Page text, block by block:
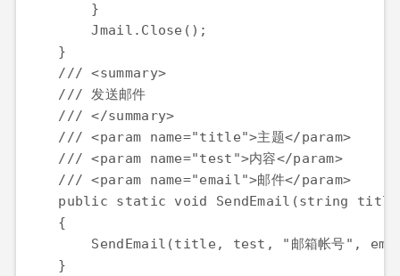
        }
        Jmail.Close();
    }
    /// <summary>
    /// 发送邮件
    /// </summary>
    /// <param name="title">主题</param>
    /// <param name="test">内容</param>
    /// <param name="email">邮件</param>
public static void SendEmail(string
    {
SendEmail(title, test, "邮箱帐号",
    }